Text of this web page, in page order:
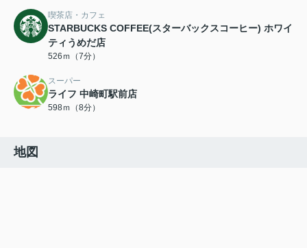
喫茶店・カフェ
STARBUCKS COFFEE(スターバックスコーヒー) ホワイ
ティうめだ店
526ｍ（7分）
スーパー
ライフ 中崎町駅前店
598ｍ（8分）
地図